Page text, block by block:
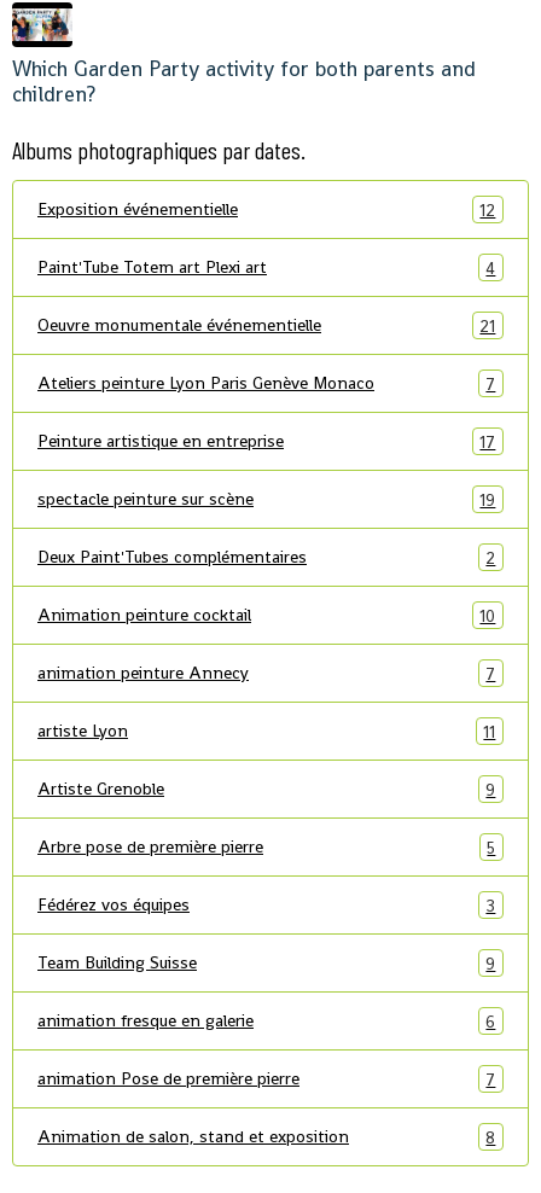
Which Garden Party activity for both parents and
children?
Albums photographiques par dates.
Exposition événementielle 12
Paint'Tube Totem art Plexi art 4
Oeuvre monumentale événementielle 21
Ateliers peinture Lyon Paris Genève Monaco 7
Peinture artistique en entreprise 17
spectacle peinture sur scène 19
Deux Paint'Tubes complémentaires 2
Animation peinture cocktail 10
animation peinture Annecy 7
artiste Lyon 11
Artiste Grenoble 9
Arbre pose de première pierre 5
Fédérez vos équipes 3
Team Building Suisse 9
animation fresque en galerie 6
animation Pose de première pierre 7
Animation de salon, stand et exposition 8